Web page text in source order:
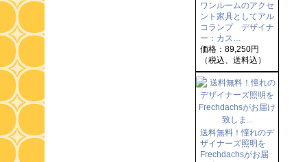
ワンルームのアクセ
ント家具としてアル
コランプ デザイナ
ー：カス…
価格：89,250円
（税込、送料込）
送料無料！憧れのデ
ザイナーズ照明を
Frechdachsがお届